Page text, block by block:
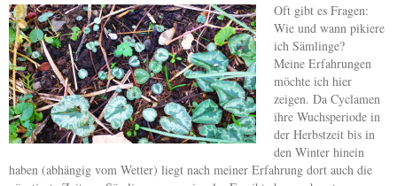
Oft gibt es Fragen:
Wie und wann pikiere
ich Sämlinge?
Meine Erfahrungen
möchte ich hier
zeigen. Da Cyclamen
ihre Wuchsperiode in
der Herbstzeit bis in
den Winter hinein
haben (abhängig vom Wetter) liegt nach meiner Erfahrung dort auch die